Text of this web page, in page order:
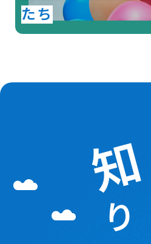
たち
知
り